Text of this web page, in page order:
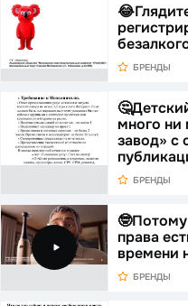
БРЕНДЫ
много ни
завод» с
БРЕНДЫ
🤓Потому
права
времени
БРЕНДЫ